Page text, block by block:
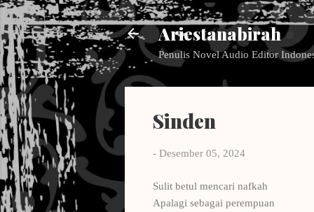
Ariestanabirah
Penulis Novel Audio Editor
Sinden
- Desember 05, 2024
Sulit betul mencari nafkah
Apalagi sebagai perempuan